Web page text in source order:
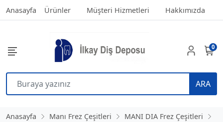
Anasayfa Ürünler Müşteri Hizmetleri Hakkımızda
ARA
0
Anasayfa Manı Frez Çeşitleri
MANI DIA Frez Çeşitleri